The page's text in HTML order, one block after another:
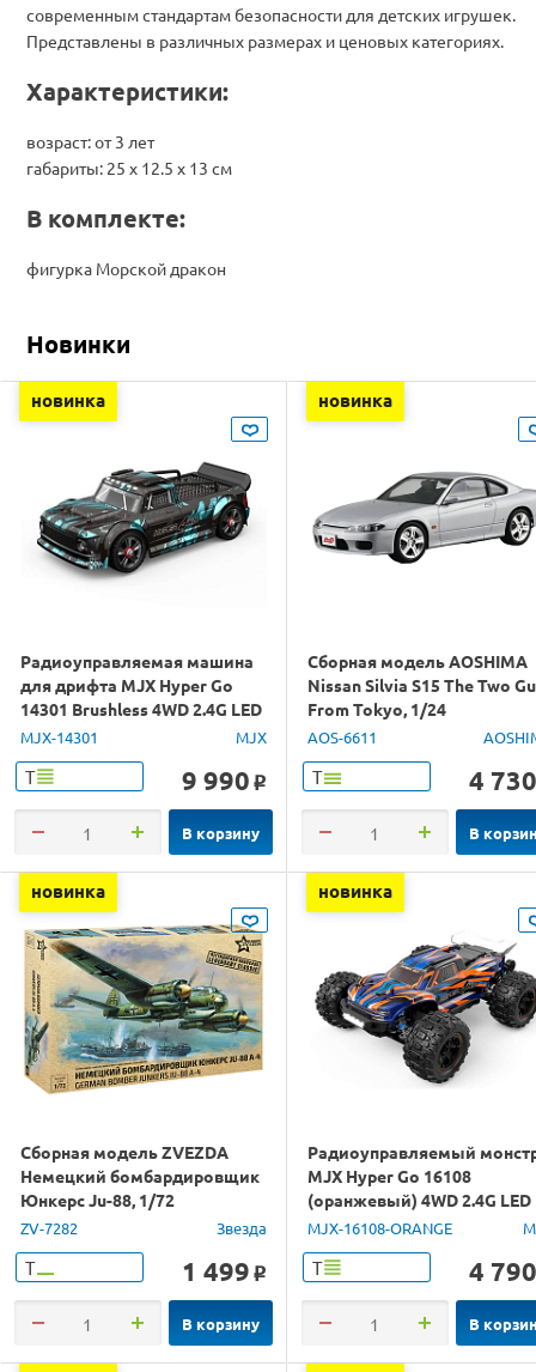
современным стандартам безопасности для детских игрушек.
Представлены в различных размерах и ценовых категориях.
Характеристики:
возраст: от 3 лет
габариты: 25 х 12.5 х 13 см
В комплекте:
фигурка Морской дракон
Новинки
новинка
Радиоуправляемая машина
для дрифта MJX Hyper Go
14301 Brushless 4WD 2.4G LED
1/14 RTR
MJX-14301 MJX
Т 9 990 o
В корзину
новинка
Сборная модель AOSHIMA
Nissan Silvia S15 The Two
From Tokyo, 1/24
AOS-6611
Т 4 730
В
новинка
Сборная модель ZVEZDA
Немецкий бомбардировщик
Юнкерс Ju-88, 1/72
ZV-7282 Звезда
Т 1 499 o
В корзину
новинка
Радиоуправляемый
MJX Hyper Go 16108
(оранжевый) 4WD 2.4G LED
1/16 RTR
MJX-16108-ORANGE
Т 4 790
В